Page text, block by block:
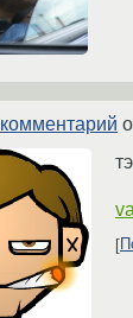
комментарий